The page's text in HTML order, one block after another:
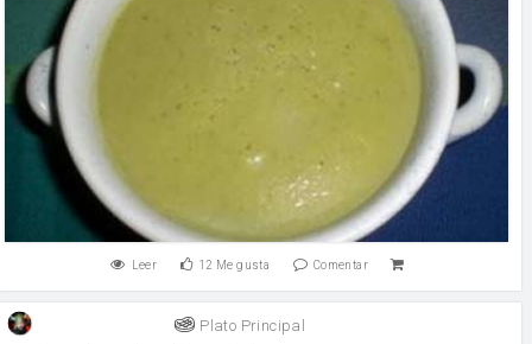
Leer 12 Me gusta Comentar
Plato Principal